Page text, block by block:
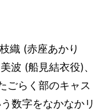
織 (赤座あかり
波 (船見結衣役)、
ごらく部のキャス
数字をなかなかリ